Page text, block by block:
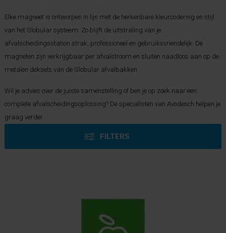
Elke magneet is ontworpen in lijn met de herkenbare kleurcodering en stijl
van het Globular systeem. Zo blijft de uitstraling van je
afvalscheidingsstation strak, professioneel en gebruiksvriendelijk. De
magneten zijn verkrijgbaar per afvalstroom en sluiten naadloos aan op de
metalen deksels van de Globular afvalbakken.
Wil je advies over de juiste samenstelling of ben je op zoek naar een
complete afvalscheidingsoplossing? De specialisten van Avodesch helpen je
graag verder.
FILTERS